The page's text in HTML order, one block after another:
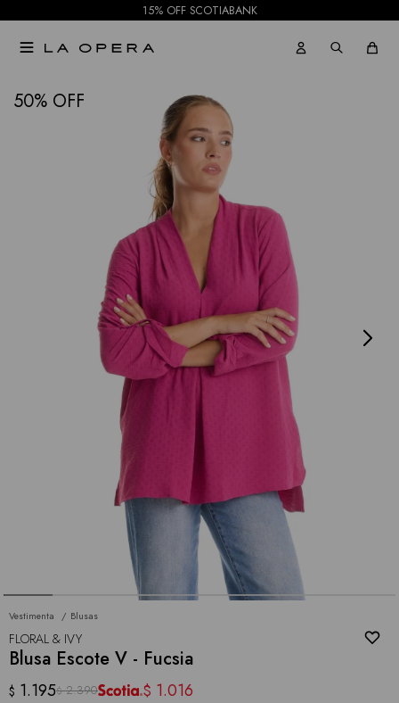
15% OFF SCOTIABANK

50
Vestimenta Blusas
FLORAL & IVY
Blusa Escote V - Fucsia
$ 1.195$ 2.390 $ 1.016
NOTIFICARME